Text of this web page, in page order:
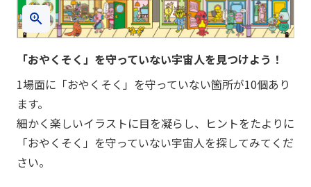
「おやくそく」を守っていない宇宙人を見つけよう！
1場面に「おやくそく」を守っていない箇所が10個あり
ます。
細かく楽しいイラストに目を凝らし、ヒントをたよりに
「おやくそく」を守っていない宇宙人を探してみてくだ
さい。